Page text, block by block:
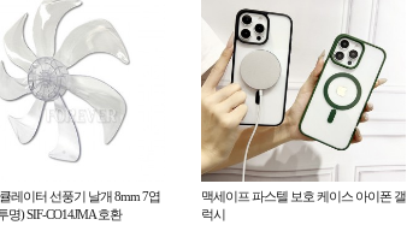
레이터 선풍기 날개 8mm 7엽
명) SIF-CO14JMA 호환
맥세이프 파스텔 보호 케이스 아이폰 갤
럭시